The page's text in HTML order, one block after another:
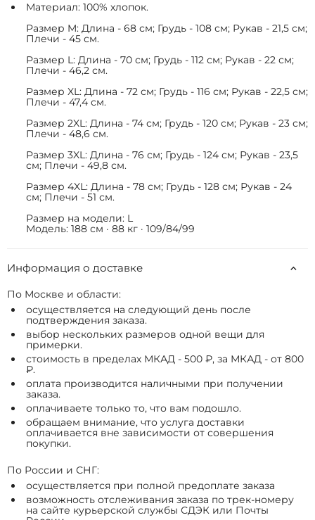
Материал: 100% хлопок.
Размер M: Длина - 68 см; Грудь - 108 см; Рукав - 21,5 см;
Плечи - 45 см.
Размер L: Длина - 70 см; Грудь - 112 см; Рукав - 22 см;
Плечи - 46,2 см.
Размер XL: Длина - 72 см; Грудь - 116 см; Рукав - 22,5 см;
Плечи - 47,4 см.
Размер 2XL: Длина - 74 см; Грудь - 120 см; Рукав - 23 см;
Плечи - 48,6 см.
Размер 3XL: Длина - 76 см; Грудь - 124 см; Рукав - 23,5
см; Плечи - 49,8 см.
Размер 4XL: Длина - 78 см; Грудь - 128 см; Рукав - 24
см; Плечи - 51 см.
Размер на модели: L
Модель: 188 см · 88 кг · 109/84/99
Информация о доставке
По Москве и области:
осуществляется на следующий день после
подтверждения заказа.
выбор нескольких размеров одной вещи для
примерки.
стоимость в пределах МКАД - 500 ₽, за МКАД - от 800
₽.
оплата производится наличными при получении
заказа.
оплачиваете только то, что вам подошло.
обращаем внимание, что услуга доставки
оплачивается вне зависимости от совершения
покупки.
По России и СНГ:
осуществляется при полной предоплате заказа
возможность отслеживания заказа по трек-номеру
на сайте курьерской службы СДЭК или Почты